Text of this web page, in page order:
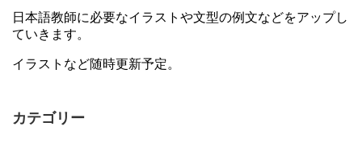
日本語教師に必要なイラストや文型の例文などをアップし
ていきます。
イラストなど随時更新予定。
カテゴリー